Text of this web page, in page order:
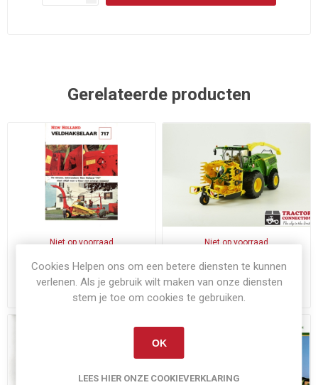
Gerelateerde producten
Niet op voorraad
New Holland 717 hakselaar
Exclusiefverzenden
Niet op voorraad
John Deere 8500i hakselaar
€149,95 Exclusief
Cookies Helpen ons om een betere diensten te kunnen
verlenen. Als je gebruik wilt maken van onze diensten
stem je toe om cookies te gebruiken.
OK
LEES HIER ONZE COOKIEVERKLARING